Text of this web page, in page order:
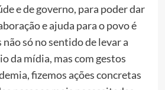
e de governo, para poder dar
e ajuda para o povo é
só no sentido de levar a
da mídia, mas com gestos
fizemos ações concretas